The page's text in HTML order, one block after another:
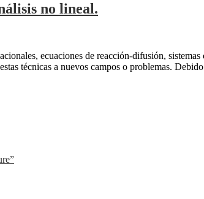
no lineal.
ecuaciones de reacción-difusión,
técnicas a nuevos campos o problemas.